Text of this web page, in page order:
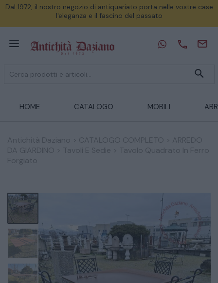
Dal 1972, il nostro negozio di antiquariato porta nelle vostre case
l'eleganza e il fascino del passato
HOME CATALOGO MOBILI
Antichità Daziano CATALOGO COMPLETO
ARREDO
DA GIARDINO
Tavoli E Sedie
Tavolo Quadrato In Ferro
Forgiato